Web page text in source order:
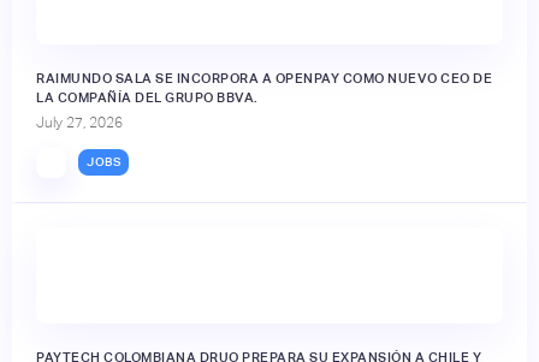
RAIMUNDO SALA SE INCORPORA A OPENPAY COMO NUEVO CEO DE
LA COMPAÑÍA DEL GRUPO BBVA.
July 27, 2026
JOBS
PAYTECH COLOMBIANA DRUO PREPARA SU EXPANSIÓN A CHILE Y